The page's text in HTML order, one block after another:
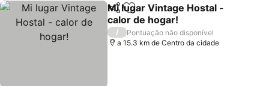
PartilharAdicionar aos favoritos
Mi lugar Vintage Hostal -
calor de hogar!
/
Pontuação não disponível
a 15.3 km de Centro da cidade